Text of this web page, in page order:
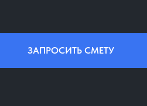
ЗАПРОСИТЬ СМЕТУ